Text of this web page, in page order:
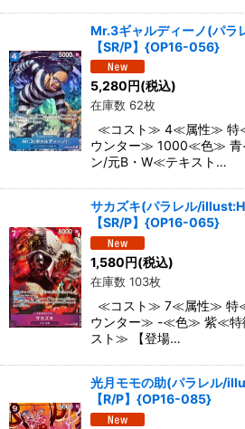
Mr.3ギャルディーノ(パ
【SR/P】{OP16-056}
5,280 円(税込)
在庫数 62枚
≪コスト≫ 4≪属性≫ 特
ウンター≫ 1000≪色≫ 青
ン/元B・W≪テキスト…
サカズキ(パラレル/
【SR/P】{OP16-065}
1,580円(税込)
在庫数 103枚
≪コスト≫ 7≪属性≫ 特
ウンター≫ -≪色≫ 紫≪特
スト≫ 【登場…
光月モモの助(パラレル/
【R/P】{OP16-085}